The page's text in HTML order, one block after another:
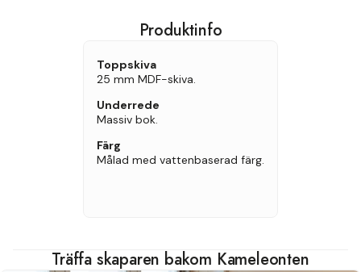
Produktinfo
Toppskiva
25 mm MDF-skiva.
Underrede
Massiv bok.
Färg
Målad med vattenbaserad färg.
Träffa skaparen bakom Kameleonten